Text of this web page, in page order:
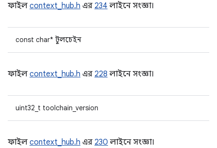
ফাইল context_hub.h এর 234 লাইনে সংজ্ঞা।
const char* টুলচেইন
ফাইল context_hub.h এর 228 লাইনে সংজ্ঞা।
uint32_t toolchain_version
ফাইল context_hub.h এর 230 লাইনে সংজ্ঞা।